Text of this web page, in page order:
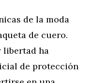
de la moda
de cuero.
libertad ha
de protección